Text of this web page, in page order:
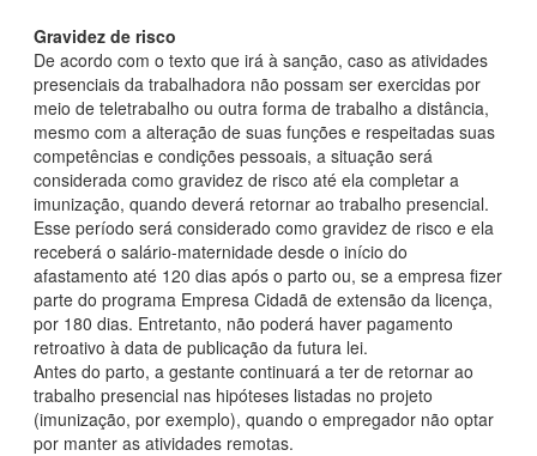
Gravidez de risco
De acordo com o texto que irá à sanção, caso as atividades
presenciais da trabalhadora não possam ser exercidas por
meio de teletrabalho ou outra forma de trabalho a distância,
mesmo com a alteração de suas funções e respeitadas suas
competências e condições pessoais, a situação será
considerada como gravidez de risco até ela completar a
imunização, quando deverá retornar ao trabalho presencial.
Esse período será considerado como gravidez de risco e ela
receberá o salário-maternidade desde o início do
afastamento até 120 dias após o parto ou, se a empresa fizer
parte do programa Empresa Cidadã de extensão da licença,
por 180 dias. Entretanto, não poderá haver pagamento
retroativo à data de publicação da futura lei.
Antes do parto, a gestante continuará a ter de retornar ao
trabalho presencial nas hipóteses listadas no projeto
(imunização, por exemplo), quando o empregador não optar
por manter as atividades remotas.